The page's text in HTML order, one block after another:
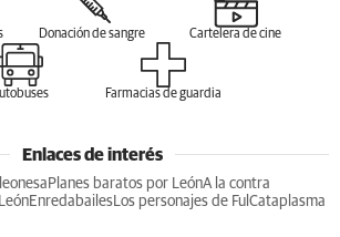
Donación de sangre Cartelera de cine
Farmacias de guardia
Enlaces de interés
Planes baratos por LeónA la contra
EnredabailesLos personajes de Ful Cataplasma